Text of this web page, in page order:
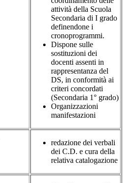
attività della Scuola
Secondaria di I grado
definendone i
cronoprogrammi.
Dispone sulle
sostituzioni dei
docenti assenti in
rappresentanza del
DS, in conformità ai
criteri concordati
(Secondaria 1° grado)
Organizzazioni
manifestazioni
redazione dei verbali
dei C.D. e cura della
relativa catalogazione